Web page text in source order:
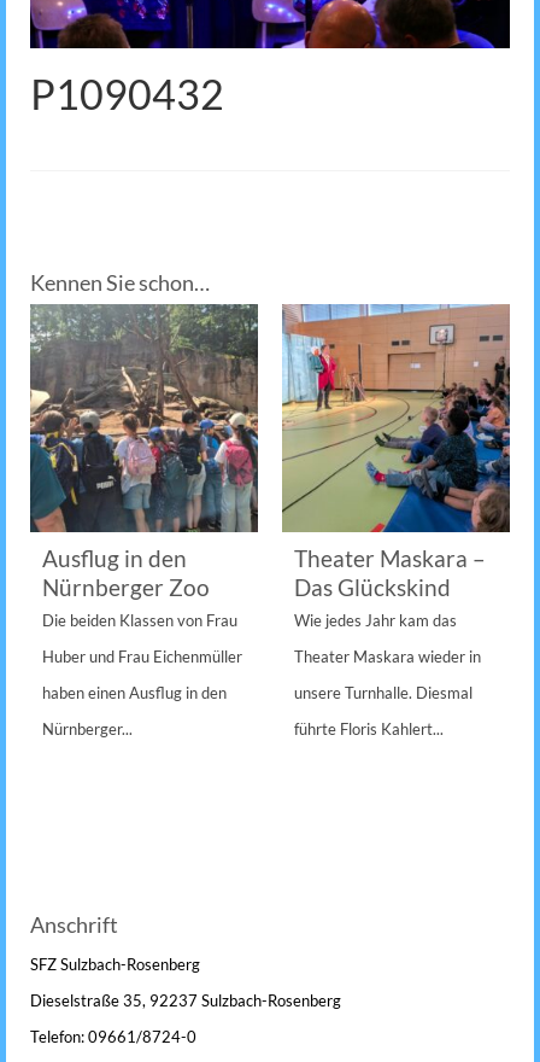
P1090432
Kennen Sie schon…
Ausflug in den
Nürnberger Zoo
Die beiden Klassen von Frau
Huber und Frau Eichenmüller
haben einen Ausflug in den
Nürnberger...
Theater Maskara –
Das Glückskind
Wie jedes Jahr kam das
Theater Maskara wieder in
unsere Turnhalle. Diesmal
führte Floris Kahlert...
Anschrift
SFZ Sulzbach-Rosenberg
Dieselstraße 35, 92237 Sulzbach-Rosenberg
Telefon: 09661/8724-0